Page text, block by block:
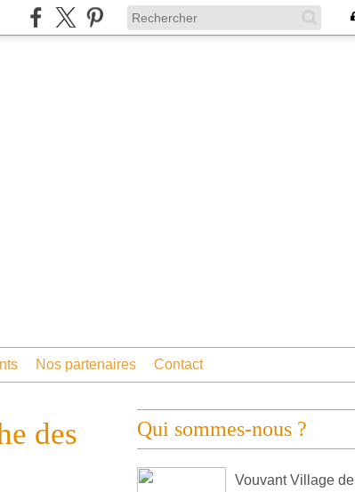
Nos partenaires Contact
des
Qui sommes-nous ?
Vouvant Village de